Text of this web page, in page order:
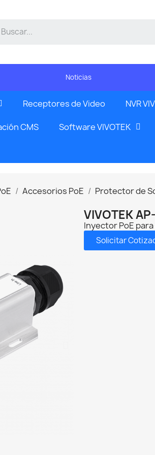
Noticias
Receptores de Video NVR
CMS Software VIVOTEK
Accesorios PoE Protector de
VIVOTEK
Inyector PoE
Solicitar